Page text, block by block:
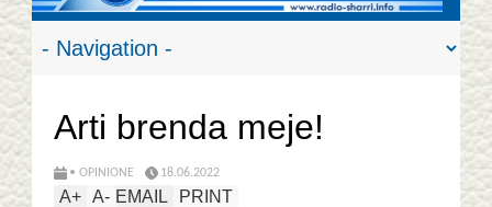
Arti brenda meje!
• OPINIONE 18.06.2022
A+ A- EMAIL PRINT